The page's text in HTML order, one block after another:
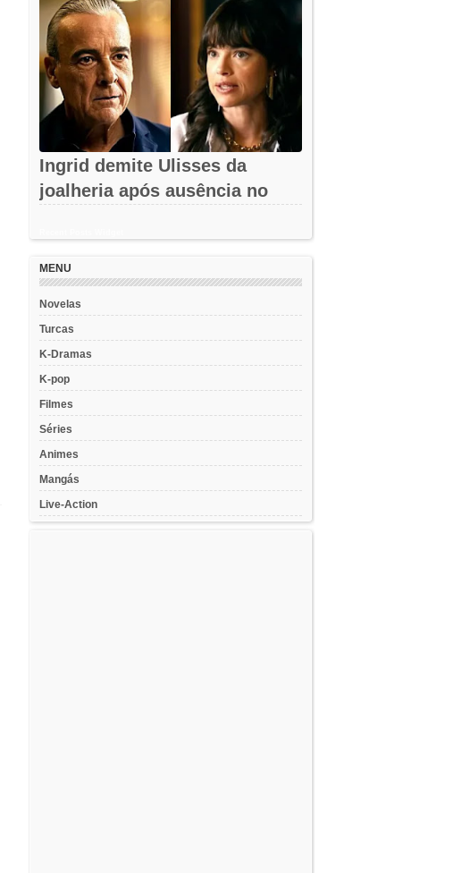
Ingrid demite Ulisses da
joalheria após ausência no
MENU
Novelas
Turcas
K-Dramas
K-pop
Filmes
Séries
Animes
Mangás
Live-Action